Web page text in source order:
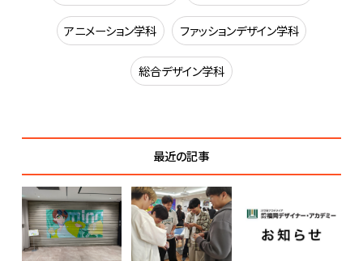
アニメーション学科 ファッションデザイン学科
総合デザイン学科
最近の記事